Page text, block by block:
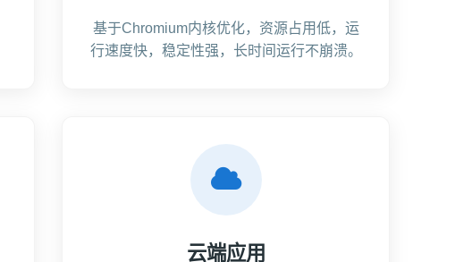
基于Chromium内核优化，资源占用低，运
行速度快，稳定性强，长时间运行不崩溃。
云端应用